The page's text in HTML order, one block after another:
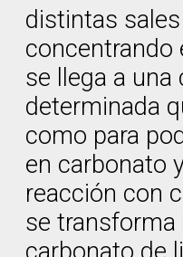
distintas
concentrando
se llega a una
determinada
como para
en carbonato
reacción con
se transforma
carbonato de